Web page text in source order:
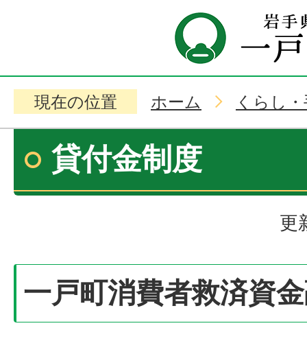
現在の位置 ホーム くらし
貸付金制度
更
一戸町消費者救済資